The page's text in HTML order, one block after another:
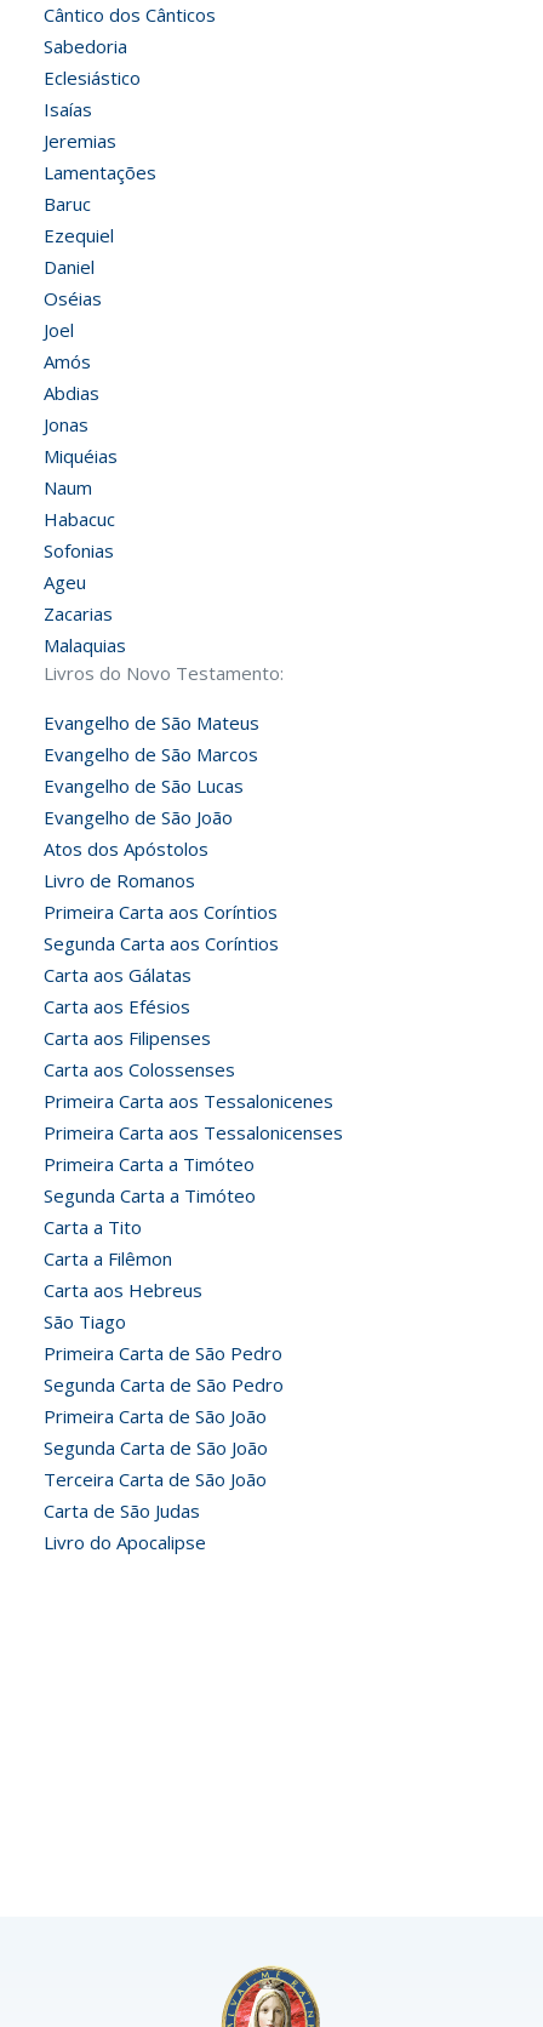
Cântico dos Cânticos
Sabedoria
Eclesiástico
Isaías
Jeremias
Lamentações
Baruc
Ezequiel
Daniel
Oséias
Joel
Amós
Abdias
Jonas
Miquéias
Naum
Habacuc
Sofonias
Ageu
Zacarias
Malaquias
Livros do Novo Testamento:
Evangelho de São Mateus
Evangelho de São Marcos
Evangelho de São Lucas
Evangelho de São João
Atos dos Apóstolos
Livro de Romanos
Primeira Carta aos Coríntios
Segunda Carta aos Coríntios
Carta aos Gálatas
Carta aos Efésios
Carta aos Filipenses
Carta aos Colossenses
Primeira Carta aos Tessalonicenes
Primeira Carta aos Tessalonicenses
Primeira Carta a Timóteo
Segunda Carta a Timóteo
Carta a Tito
Carta a Filêmon
Carta aos Hebreus
São Tiago
Primeira Carta de São Pedro
Segunda Carta de São Pedro
Primeira Carta de São João
Segunda Carta de São João
Terceira Carta de São João
Carta de São Judas
Livro do Apocalipse